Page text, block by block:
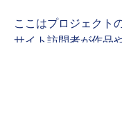
ここはプロジェクト
サイト訪問者が作品